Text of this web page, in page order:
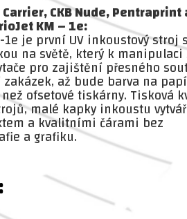
Carrier, CKB Nude,
KM – 1e:
je první UV inkoustový stroj s
na světě, který k manipulaci
pro zajištění přesného
až bude barva na
ofsetové tiskárny. Tisková
malé kapky inkoustu
a kvalitními čárami bez
a grafiku.